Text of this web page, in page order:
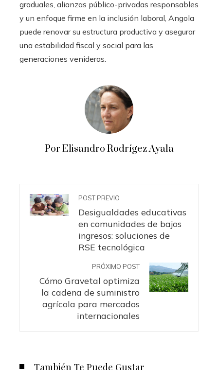
graduales, alianzas público-privadas responsables
y un enfoque firme en la inclusión laboral, Angola
puede renovar su estructura productiva y asegurar
una estabilidad fiscal y social para las
generaciones venideras.
Por Elisandro Rodrígez Ayala
POST PREVIO
Desigualdades educativas
en comunidades de bajos
ingresos: soluciones de
RSE tecnológica
PRÓXIMO POST
Cómo Gravetal optimiza
la cadena de suministro
agrícola para mercados
internacionales
También Te Puede Gustar